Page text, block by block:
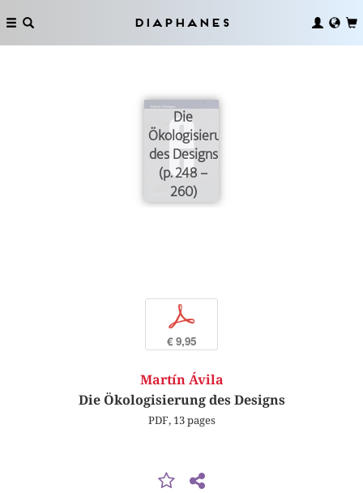
Diaphanes
Die
Ökologisierung
des Designs
(p. 248 –
260)
p
€ 9,95
Martín Ávila
Die Ökologisierung des Designs
PDF, 13 pages